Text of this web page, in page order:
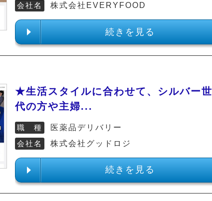
会社名
株式会社EVERYFOOD
続きを見る
★生活スタイルに合わせて、シルバー世
代の方や主婦...
職 種
医薬品デリバリー
会社名
株式会社グッドロジ
続きを見る